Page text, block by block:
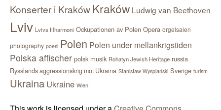
Konserter i KrakówKraków Ludwig van Beethoven
Lviv Lvivs filharmoni Ockupationen av Polen Opera orgelsalen
photography poesi Polen Polen under mellankrigstiden
Polska affischer polsk musik Rohatyn Jewish Heritage russia
Rysslands aggressionskrig mot Ukraina Stanisław Wyspiański Sverige turism
Ukraina Ukraine Wien